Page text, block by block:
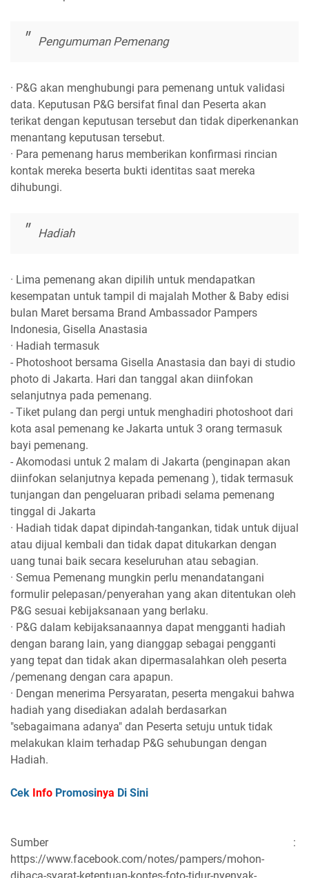
Pengumuman Pemenang
· P&G akan menghubungi para pemenang untuk validasi
data. Keputusan P&G bersifat final dan Peserta akan
terikat dengan keputusan tersebut dan tidak diperkenankan
menantang keputusan tersebut.
· Para pemenang harus memberikan konfirmasi rincian
kontak mereka beserta bukti identitas saat mereka
dihubungi.
Hadiah
· Lima pemenang akan dipilih untuk mendapatkan
kesempatan untuk tampil di majalah Mother & Baby edisi
bulan Maret bersama Brand Ambassador Pampers
Indonesia, Gisella Anastasia
· Hadiah termasuk
- Photoshoot bersama Gisella Anastasia dan bayi di studio
photo di Jakarta. Hari dan tanggal akan diinfokan
selanjutnya pada pemenang.
- Tiket pulang dan pergi untuk menghadiri photoshoot dari
kota asal pemenang ke Jakarta untuk 3 orang termasuk
bayi pemenang.
- Akomodasi untuk 2 malam di Jakarta (penginapan akan
diinfokan selanjutnya kepada pemenang ), tidak termasuk
tunjangan dan pengeluaran pribadi selama pemenang
tinggal di Jakarta
· Hadiah tidak dapat dipindah-tangankan, tidak untuk dijual
atau dijual kembali dan tidak dapat ditukarkan dengan
uang tunai baik secara keseluruhan atau sebagian.
· Semua Pemenang mungkin perlu menandatangani
formulir pelepasan/penyerahan yang akan ditentukan oleh
P&G sesuai kebijaksanaan yang berlaku.
· P&G dalam kebijaksanaannya dapat mengganti hadiah
dengan barang lain, yang dianggap sebagai pengganti
yang tepat dan tidak akan dipermasalahkan oleh peserta
/pemenang dengan cara apapun.
· Dengan menerima Persyaratan, peserta mengakui bahwa
hadiah yang disediakan adalah berdasarkan
"sebagaimana adanya" dan Peserta setuju untuk tidak
melakukan klaim terhadap P&G sehubungan dengan
Hadiah.
Cek Info Promosinya Di Sini
Sumber :
https://www.facebook.com/notes/pampers/mohon-
dibaca-syarat-ketentuan-kontes-foto-tidur-nyenyak-